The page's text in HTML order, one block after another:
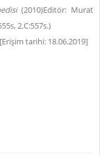
(2010)Editör: Murat
2.C:557s.)
tarihi: 18.06.2019]